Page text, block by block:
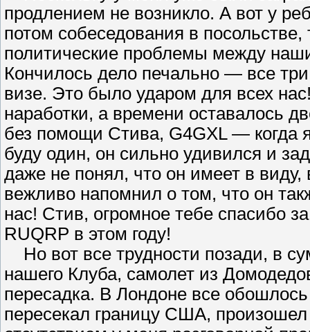
продлением не возникло. А вот у
потом собеседования в
политические проблемы между
Кончилось дело печально — все
визе. Это было ударом для всех
наработки, а времени оставалось
без помощи Стива, G4GXL — когда
буду один, он сильно удивился и
даже не понял, что он имеет в
вежливо напомнил о том, что он
нас! Стив, огромное тебе спасибо
RUQRP в этом году!
Но вот все трудности позади, в
нашего Клуба, самолет из
пересадка. В Лондоне все
пересекал границу США,